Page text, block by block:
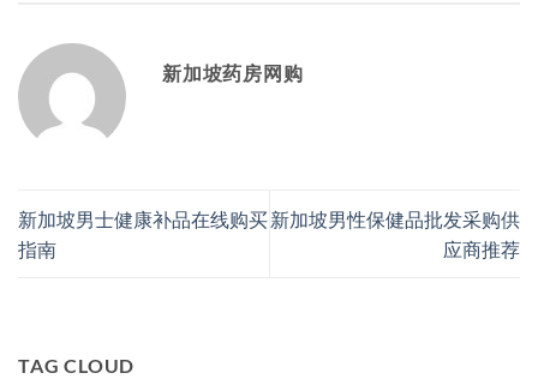
新加坡药房网购
新加坡男士健康补品在线购买
指南
新加坡男性保健品批发采购供
应商推荐
TAG CLOUD